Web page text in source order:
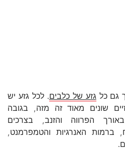
גם כל גזע של כלבים. לכל גזע יש
שונים מאוד זה מזה, בגובה
הפרווה והזנב, בצרכים
ברמות האנרגיות והטמפרמנט,